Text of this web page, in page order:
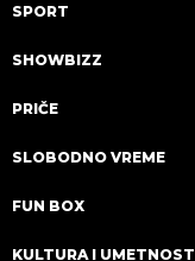
SPORT
SHOWBIZZ
PRIČE
SLOBODNO VREME
FUN BOX
KULTURA I UMETNOST